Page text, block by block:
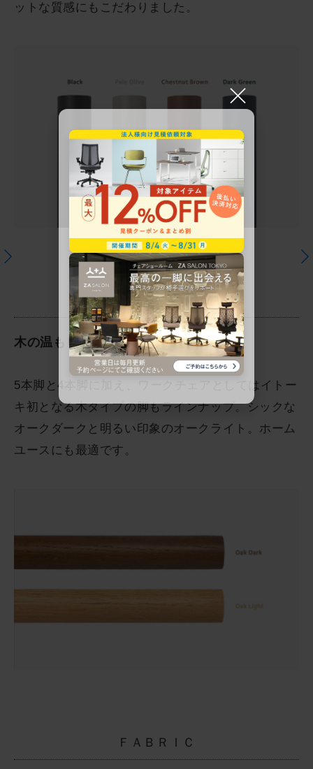
ットな質感にもこだわりました。
ＷＯＯＤ ＣＯＬＯＲ
木の温もりをオフィスチェアに
5本脚と4本脚に加え、ワークチェアとしてはイトー
キ初となる木タイプの脚もラインナップ。シックな
オークダークと明るい印象のオークライト。ホーム
ユースにも最適です。
ＦＡＢＲＩＣ
×